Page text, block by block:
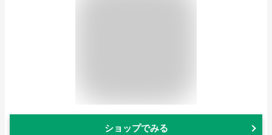
ショップでみる